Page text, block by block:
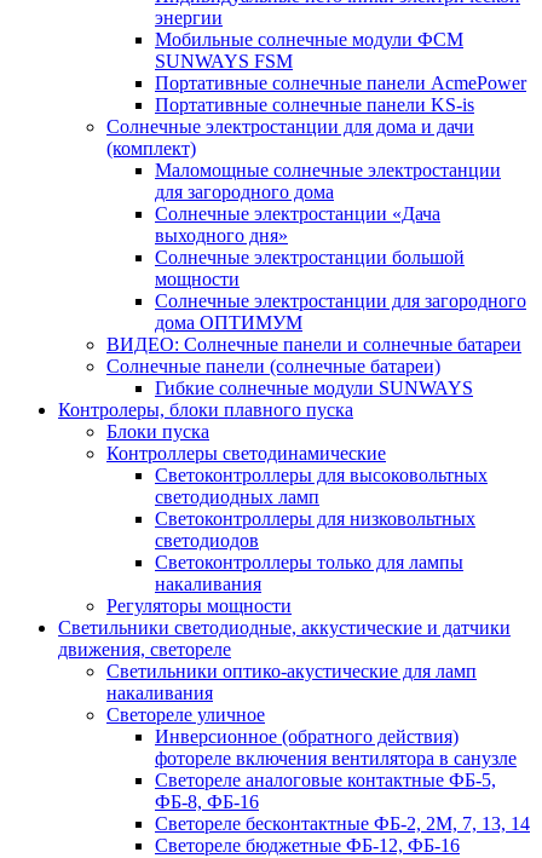
энергии
Мобильные солнечные модули ФСМ
SUNWAYS FSM
Портативные солнечные панели AcmePower
Портативные солнечные панели KS-is
Солнечные электростанции для дома и дачи
(комплект)
Маломощные солнечные электростанции
для загородного дома
Солнечные электростанции «Дача
выходного дня»
Солнечные электростанции большой
мощности
Солнечные электростанции для загородного
дома ОПТИМУМ
ВИДЕО: Солнечные панели и солнечные батареи
Солнечные панели (солнечные батареи)
Гибкие солнечные модули SUNWAYS
Контролеры, блоки плавного пуска
Блоки пуска
Контроллеры светодинамические
Светоконтроллеры для высоковольтных
светодиодных ламп
Светоконтроллеры для низковольтных
светодиодов
Светоконтроллеры только для лампы
накаливания
Регуляторы мощности
Светильники светодиодные, аккустические и датчики
движения, светореле
Светильники оптико-акустические для ламп
накаливания
Светореле уличное
Инверсионное (обратного действия)
фотореле включения вентилятора в санузле
Светореле аналоговые контактные ФБ-5,
ФБ-8, ФБ-16
Светореле бесконтактные ФБ-2, 2М, 7, 13, 14
Светореле бюджетные ФБ-12, ФБ-16